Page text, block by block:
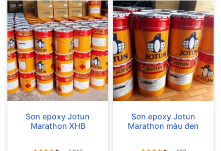
Sơn epoxy Jotun
Marathon XHB
Sơn epoxy Jotun
Marathon màu đen